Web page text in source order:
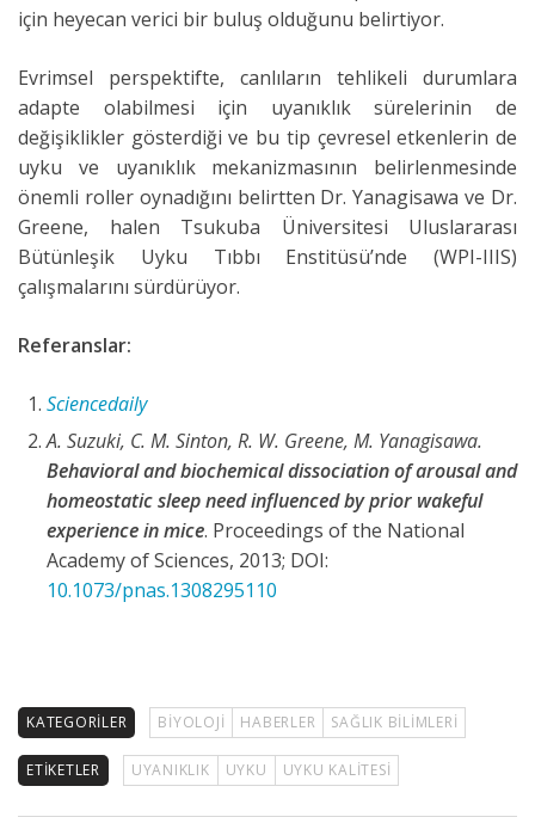
için heyecan verici bir buluş olduğunu belirtiyor.
Evrimsel perspektifte, canlıların tehlikeli durumlara
adapte olabilmesi için uyanıklık sürelerinin de
değişiklikler gösterdiği ve bu tip çevresel etkenlerin de
uyku ve uyanıklık mekanizmasının belirlenmesinde
önemli roller oynadığını belirtten Dr. Yanagisawa ve Dr.
Greene, halen Tsukuba Üniversitesi Uluslararası
Bütünleşik Uyku Tıbbı Enstitüsü’nde (WPI-IIIS)
çalışmalarını sürdürüyor.
Referanslar:
Sciencedaily
A. Suzuki, C. M. Sinton, R. W. Greene, M. Yanagisawa.
Behavioral and biochemical dissociation of arousal and
homeostatic sleep need influenced by prior wakeful
experience in mice. Proceedings of the National
Academy of Sciences, 2013; DOI:
10.1073/pnas.1308295110
KATEGORILER BIYOLOJI HABERLER SAĞLIK BILIMLERI
ETIKETLER UYANIKLIK UYKU UYKU KALITESI